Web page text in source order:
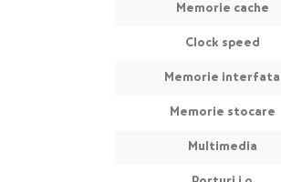
Memorie cache
Clock speed
Memorie interfata
Memorie stocare
Multimedia